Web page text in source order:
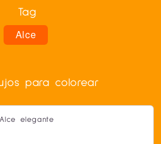
Tag
Alce
para colorear
Alce elegante